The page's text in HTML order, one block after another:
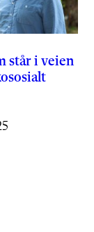
står i veien